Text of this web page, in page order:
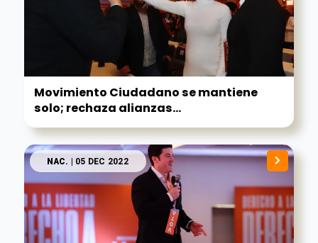
Movimiento Ciudadano se mantiene
solo; rechaza alianzas...
NAC. | 05 DEC 2022